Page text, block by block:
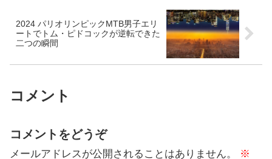
2024 パリオリンピックMTB男子エリ
ートでトム・ピドコックが逆転できた
二つの瞬間
コメント
コメントをどうぞ
メールアドレスが公開されることはありません。
※